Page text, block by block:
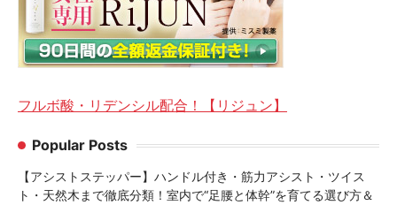
フルボ酸・リデンシル配合！【リジュン】
Popular Posts
【アシストステッパー】ハンドル付き・筋力アシスト・ツイス
ト・天然木まで徹底分類！室内で“足腰と体幹”を育てる選び方＆